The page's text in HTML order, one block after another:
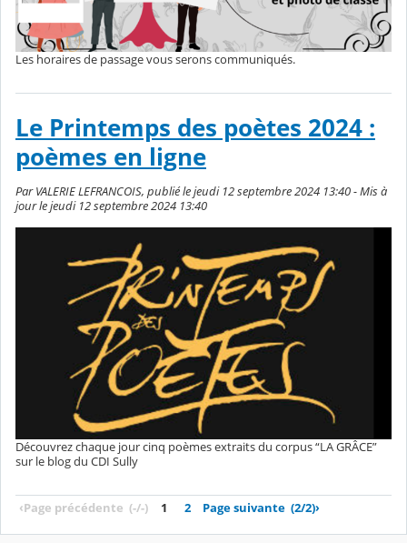
Les horaires de passage vous serons communiqués.
Le Printemps des poètes 2024 :
poèmes en ligne
Par VALERIE LEFRANCOIS, publié le jeudi 12 septembre 2024 13:40 - Mis à
jour le jeudi 12 septembre 2024 13:40
Découvrez chaque jour cinq poèmes extraits du corpus “LA GRÂCE”
sur le blog du CDI Sully
‹Page précédente (-/-) 1 2 Page suivante (2/2)›